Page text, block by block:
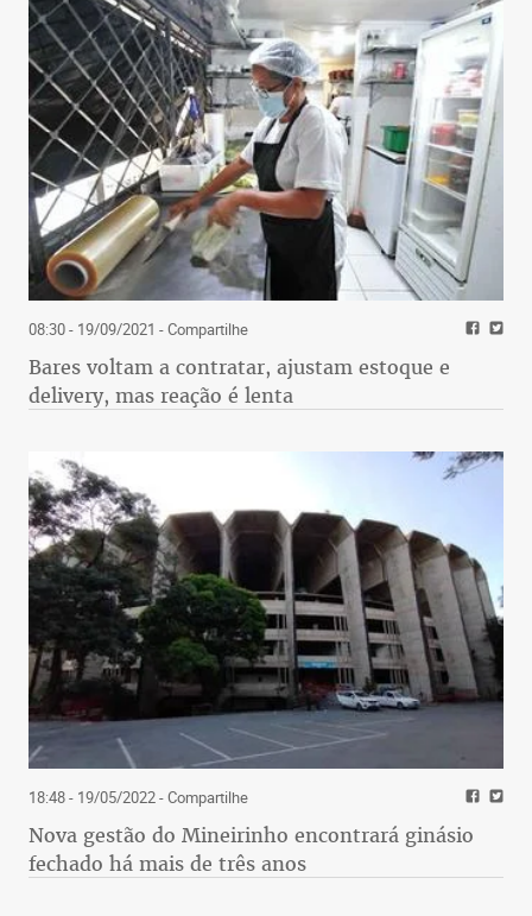
08:30 - 19/09/2021 - Compartilhe
Bares voltam a contratar, ajustam estoque e
delivery, mas reação é lenta
18:48 - 19/05/2022- Compartilhe
Nova gestão do Mineirinho encontrará ginásio
fechado há mais de três anos